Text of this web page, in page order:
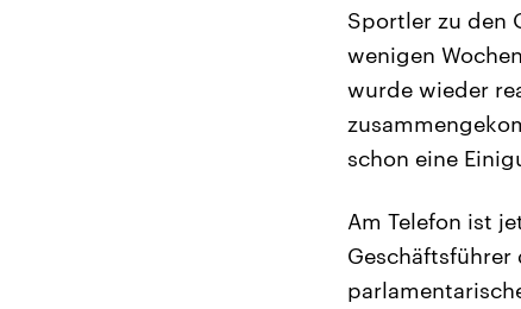
Sportler zu den
wenigen
wurde wieder
schon eine
Am Telefon ist
Geschäftsführer